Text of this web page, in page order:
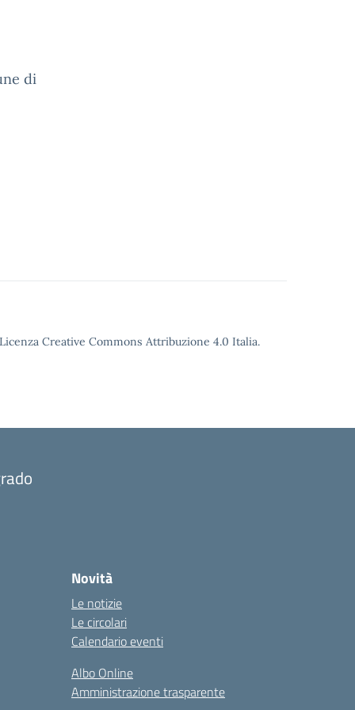
di
Creative Commons Attribuzione 4.0 Italia.
Novità
Le notizie
Le circolari
Calendario eventi
Albo Online
Amministrazione trasparente